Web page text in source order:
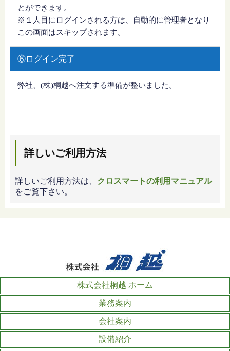
とができます。
※１人目にログインされる方は、自動的に管理者となり
この画面はスキップされます。
⑥ログイン完了
弊社、(株)桐越へ注文する準備が整いました。
詳しいご利用方法
詳しいご利用方法は、 クロスマートの利用マニュアル
をご覧下さい。
株式会社桐越 ホーム
業務案内
会社案内
設備紹介